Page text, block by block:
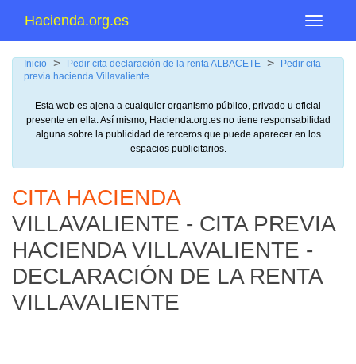
Menu
Hacienda.org.es
Inicio > Pedir cita declaración de la renta ALBACETE >
Pedir cita
previa hacienda Villavaliente
Esta web es ajena a cualquier organismo público, privado u oficial
presente en ella. Así mismo, Hacienda.org.es no tiene responsabilidad
alguna sobre la publicidad de terceros que puede aparecer en los
espacios publicitarios.
CITA HACIENDA
VILLAVALIENTE - CITA PREVIA
HACIENDA VILLAVALIENTE -
DECLARACIÓN DE LA RENTA
VILLAVALIENTE